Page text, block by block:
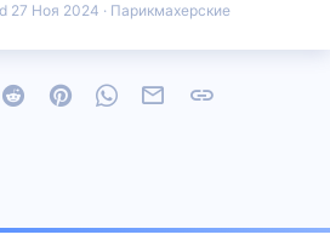
Парикмахерские
27 Ноя 2024
Reddit PinterestWhatsAppЭлектронная почта